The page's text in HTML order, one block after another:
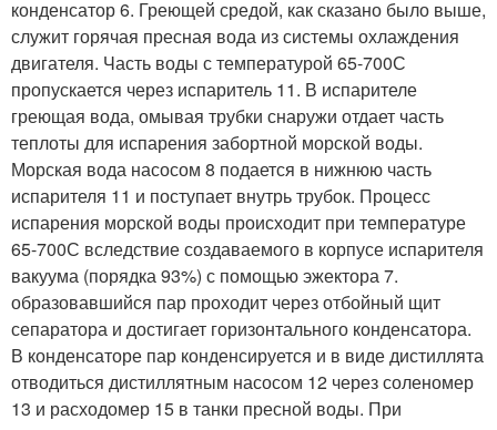
конденсатор 6. Греющей средой, как сказано было выше,
служит горячая пресная вода из системы охлаждения
двигателя. Часть воды с температурой 65-700С
пропускается через испаритель 11. В испарителе
греющая вода, омывая трубки снаружи отдает часть
теплоты для испарения забортной морской воды.
Морская вода насосом 8 подается в нижнюю часть
испарителя 11 и поступает внутрь трубок. Процесс
испарения морской воды происходит при температуре
65-700С вследствие создаваемого в корпусе испарителя
вакуума (порядка 93%) с помощью эжектора 7.
образовавшийся пар проходит через отбойный щит
сепаратора и достигает горизонтального конденсатора.
В конденсаторе пар конденсируется и в виде дистиллята
отводиться дистиллятным насосом 12 через соленомер
13 и расходомер 15 в танки пресной воды. При